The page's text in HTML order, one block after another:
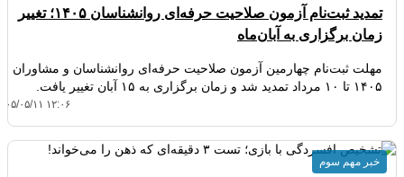
تمدید ثبت‌نام آزمون صلاحیت حرفه‌ای روانشناسان ۱۴۰۵؛ تغییر
زمان برگزاری به آبان‌ماه
مهلت ثبت‌نام چهارمین آزمون صلاحیت حرفه‌ای روانشناسان و مشاوران
۱۴۰۵ تا ۱۰ مرداد تمدید شد و زمان برگزاری به ۱۵ آبان تغییر یافت.
۱۴۰۵/۰۵/۱۱
خبر مهم سوم